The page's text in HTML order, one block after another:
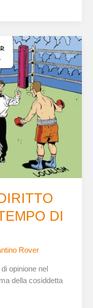
DI
Rover
opinione nel
della cosiddetta